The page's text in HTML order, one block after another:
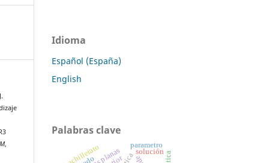
,
Idioma
Español (España)
English
Palabras clave
bachillerato solución
parametro